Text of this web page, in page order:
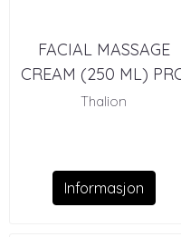
FACIAL MASSAGE
CREAM (250 ML)
Thalion
Informasjon